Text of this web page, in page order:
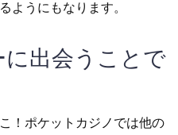
ようにもなります。
出会うことで
！ポケットカジノでは他の